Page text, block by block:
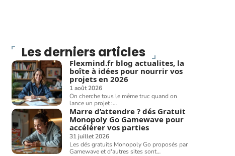
Les derniers articles
Flexmind.fr blog actualites, la
boîte à idées pour nourrir vos
projets en 2026
1 août 2026
On cherche tous le même truc quand on
lance un projet :…
Marre d’attendre ? dés Gratuit
Monopoly Go Gamewave pour
accélérer vos parties
31 juillet 2026
Les dés gratuits Monopoly Go proposés par
Gamewave et d'autres sites sont…